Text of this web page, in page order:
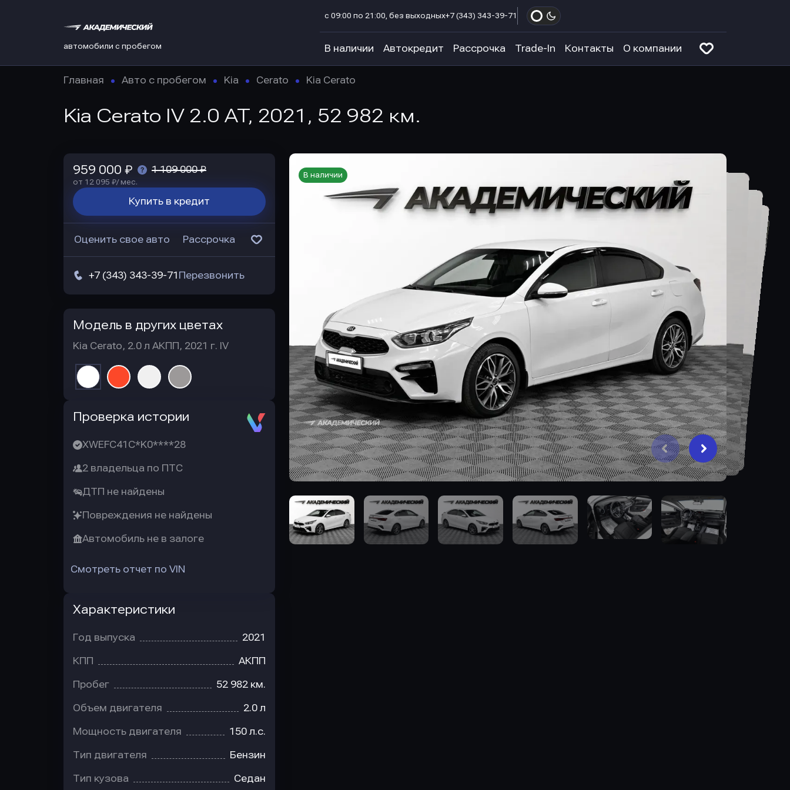
автомобили с пробегом
с 09:00 по 21:00, без выходных+7 (343) 343-39-71
В наличии Автокредит Рассрочка Trade-In Контакты О компании
Главная Авто с пробегом Kia Cerato Kia Cerato
Kia Cerato IV 2.0 AT, 2021, 52 982 км.
В наличии
959 000 ₽ 1 109 000 ₽
от 12 095 ₽/ мес.
Купить в кредит
Оценить свое авто Рассрочка
+7 (343) 343-39-71 Перезвонить
Модель в других цветах
Kia Cerato, 2.0 л АКПП, 2021 г. IV
Проверка истории
XWEFC41C*K0****28
2 владельца по ПТС
ДТП не найдены
Повреждения не найдены
Автомобиль не в залоге
Смотреть отчет по VIN
Характеристики
Год выпуска 2021
КПП АКПП
Пробег 52 982 км.
Объем двигателя 2.0 л
Мощность двигателя 150 л.с.
Тип двигателя Бензин
Тип кузова Седан